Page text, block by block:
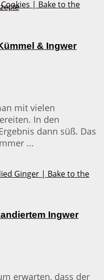
& Ingwer
mit vielen
In den
dann süß. Das
...
Ingwer
erwarten, dass der